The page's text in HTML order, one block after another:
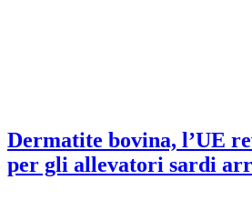
Dermatite bovina, l’UE
per gli allevatori sardi